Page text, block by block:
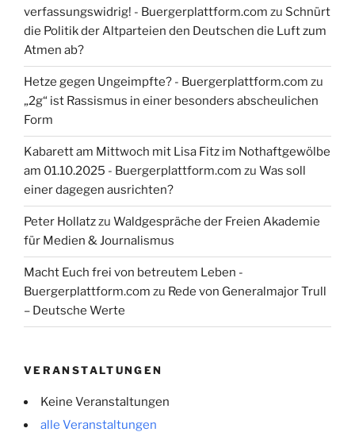
verfassungswidrig! - Buergerplattform.com zu Schnürt
die Politik der Altparteien den Deutschen die Luft zum
Atmen ab?
Hetze gegen Ungeimpfte? - Buergerplattform.com zu
„2g“ ist Rassismus in einer besonders abscheulichen
Form
Kabarett am Mittwoch mit Lisa Fitz im Nothaftgewölbe
am 01.10.2025 - Buergerplattform.com zu Was soll
einer dagegen ausrichten?
Peter Hollatzzu Waldgespräche der Freien Akademie
für Medien & Journalismus
Macht Euch frei von betreutem Leben -
Buergerplattform.com zu Rede von Generalmajor Trull
– Deutsche Werte
VERANSTALTUNGEN
Keine Veranstaltungen
alle Veranstaltungen